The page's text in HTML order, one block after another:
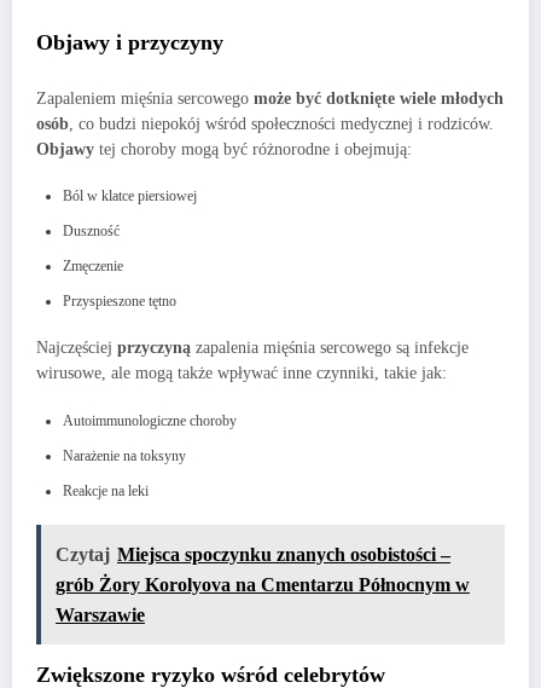
Objawy i przyczyny
Zapaleniem mięśnia sercowego może być dotknięte wiele młodych
osób, co budzi niepokój wśród społeczności medycznej i rodziców.
Objawy tej choroby mogą być różnorodne i obejmują:
Ból w klatce piersiowej
Duszność
Zmęczenie
Przyspieszone tętno
Najczęściej przyczyną zapalenia mięśnia sercowego są infekcje
wirusowe, ale mogą także wpływać inne czynniki, takie jak:
Autoimmunologiczne choroby
Narażenie na toksyny
Reakcje na leki
Czytaj Miejsca spoczynku znanych osobistości –
grób Żory Korolyova na Cmentarzu Północnym w
Warszawie
Zwiększone ryzyko wśród celebrytów